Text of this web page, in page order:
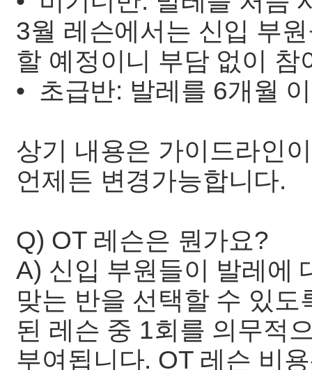
3월 레슨에서는 신입 부
할 예정이니 부담 없이 참
• 초급반: 발레를 6개월
상기 내용은 가이드라인
언제든 변경가능합니다.
Q) OT 레슨은 뭔가요?
A) 신입 부원들이 발레에
맞는 반을 선택할 수 있
된 레슨 중 1회를 의무적
부여됩니다. OT 레슨 비